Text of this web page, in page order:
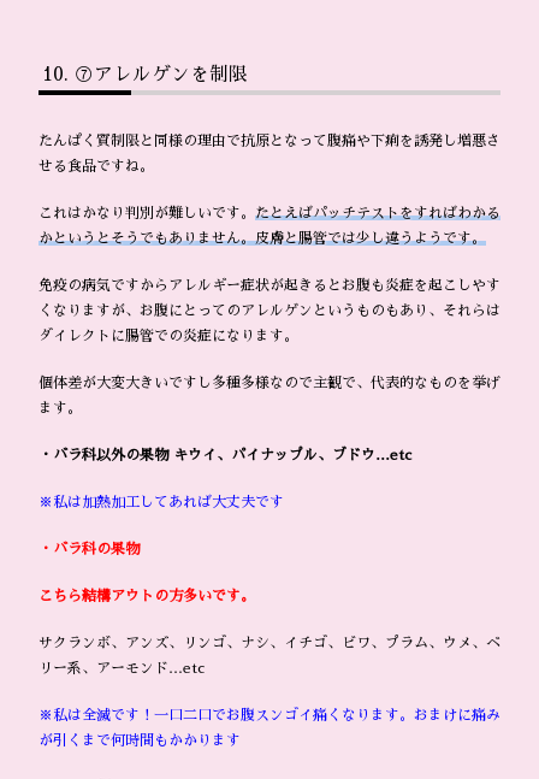
⑦アレルゲンを制限
たんぱく質制限と同様の理由で抗原となって腹痛や下痢を誘発し増悪さ
せる食品ですね。
これはかなり判別が難しいです。 たとえばパッチテストをすればわかる
かというとそうでもありません。皮膚と腸管では少し違うようです。
免疫の病気ですからアレルギー症状が起きるとお腹も炎症を起こしやす
くなりますが、お腹にとってのアレルゲンというものもあり、それらは
ダイレクトに腸管での炎症になります。
個体差が大変大きいですし多種多様なので主観で、代表的なものを挙げ
ます。
・バラ科以外の果物 キウイ、パイナップル、ブドウ…etc
※私は加熱加工してあれば大丈夫です
・バラ科の果物
こちら結構アウトの方多いです。
サクランボ、アンズ、リンゴ、ナシ、イチゴ、ビワ、プラム、ウメ、ベ
リー系、アーモンド…etc
※私は全滅です！一口二口でお腹スンゴイ痛くなります。おまけに痛み
が引くまで何時間もかかります